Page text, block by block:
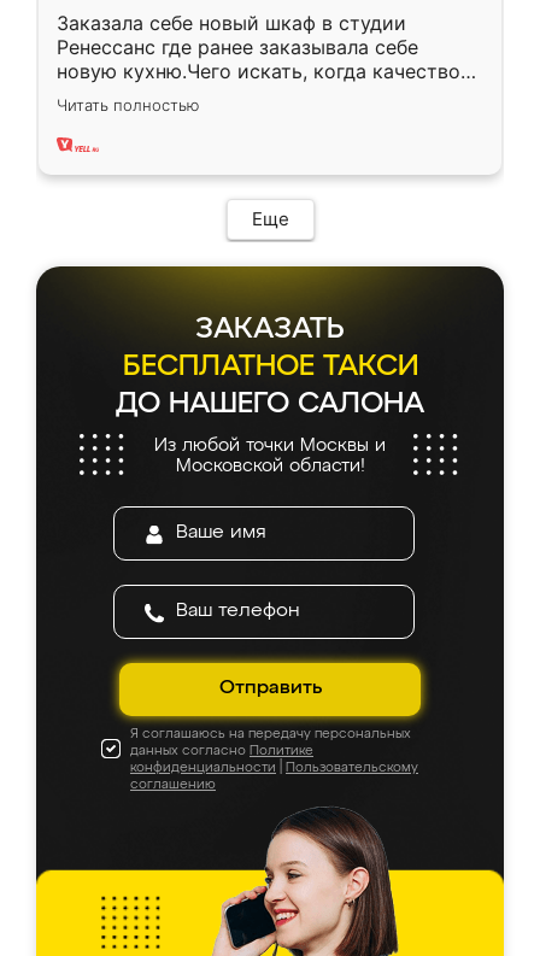
Заказала себе новый шкаф в студии
Ренессанс где ранее заказывала себе
новую кухню.Чего искать, когда качеством
вполне довольна. Служит кухня уже почти
два года, нареканий нет.
Читать полностью
Еще
ЗАКАЗАТЬ
БЕСПЛАТНОЕ ТАКСИ
ДО НАШЕГО САЛОНА
Из любой точки Москвы и
Московской области!
Отправить
Я соглашаюсь на передачу персональных
данных согласно Политике
конфиденциальности
Пользовательскому
соглашению